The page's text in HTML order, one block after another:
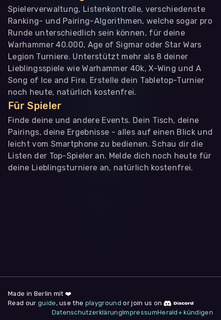
Spielerverwaltung, Listenkontrolle, verschiedenste
Ranking- und Pairing-Algorithmen, welche sogar pro
Runde unterschiedlich sein können, für deine
Warhammer 40.000, Age of Sigmar oder Star Wars
Legion Turniere. Unterstützt mehr als 8 deiner
Lieblingsspiele wie Warhammer 40k, X-Wing und A
Song of Ice and Fire. Erstelle dein Tabletop-Turnier
noch heute, natürlich kostenfrei.
Für Spieler
Finde deine und andere Events. Dein Tisch, deine
Pairings, deine Ergebnisse - alles auf einen Blick und
leicht vom Smartphone zu bedienen. Schau dir die
Listen der Top-Spieler an. Melde dich noch heute für
deine Lieblingsturniere an, natürlich kostenfrei.
deine Zustimmung jederzeit unter "
am Seitenende widerrufen.
Made in Berlin mit ❤️
Read our guide , use the playground or join us on
DatenschutzerklärungImpressumHerald+ kündigen